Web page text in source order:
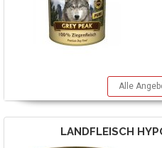
Alle
LANDFLEISCH